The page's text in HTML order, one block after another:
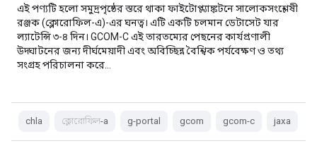
এই পণ্যটি হলো সমুদ্রপৃষ্ঠের স্তরে থাকা ফাইটোপ্ল্যাঙ্কটনে সালোকসংশ্লেষী
রঞ্জক (ক্লোরোফিল-এ)-এর ঘনত্ব। এটি একটি চলমান ডেটাসেট যার
ল্যাটেন্সি ৩-৪ দিন। GCOM-C এই তারতম্যের পেছনের কার্যপ্রণালী
উদ্ঘাটনের জন্য দীর্ঘমেয়াদী এবং অবিচ্ছিন্ন বৈশ্বিক পর্যবেক্ষণ ও তথ্য
সংগ্রহ পরিচালনা করে…
chla ক্লোরোফিল-a g-portal gcom gcom-c jaxa